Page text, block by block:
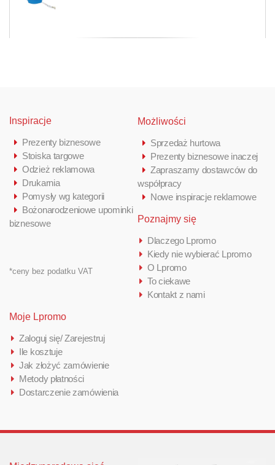
Inspiracje
Prezenty biznesowe
Stoiska targowe
Odzież reklamowa
Drukarnia
Pomysły wg kategorii
Bożonarodzeniowe upominki
biznesowe
*ceny bez podatku VAT
Możliwości
Sprzedaż hurtowa
Prezenty biznesowe inaczej
Zapraszamy dostawców do
współpracy
Nowe inspiracje reklamowe
Poznajmy się
Dlaczego Lpromo
Kiedy nie wybierać Lpromo
O Lpromo
To ciekawe
Kontakt z nami
Moje Lpromo
Zaloguj się/ Zarejestruj
Ile kosztuje
Jak złożyć zamówienie
Metody płatności
Dostarczenie zamówienia